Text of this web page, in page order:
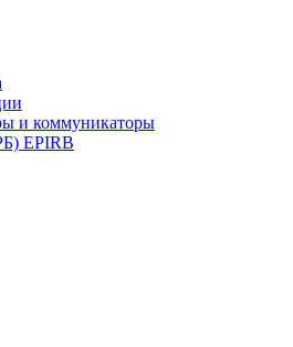
и коммуникаторы
EPIRB